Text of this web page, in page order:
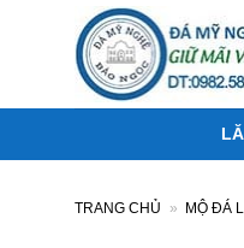
dung
TRANG CHỦ » MỘ ĐÁ